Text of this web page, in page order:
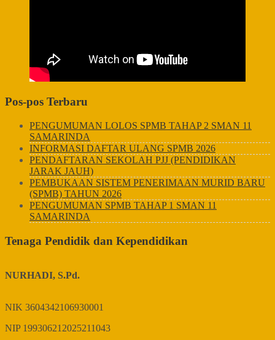
Pos-pos Terbaru
PENGUMUMAN LOLOS SPMB TAHAP 2 SMAN 11
SAMARINDA
INFORMASI DAFTAR ULANG SPMB 2026
PENDAFTARAN SEKOLAH PJJ (PENDIDIKAN
JARAK JAUH)
PEMBUKAAN SISTEM PENERIMAAN MURID BARU
(SPMB) TAHUN 2026
PENGUMUMAN SPMB TAHAP 1 SMAN 11
SAMARINDA
Tenaga Pendidik dan Kependidikan
NURHADI, S.Pd.
NIK 3604342106930001
NIP 199306212025211043